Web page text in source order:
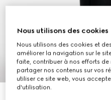
Nous utilisons des cookies
Nous utilisons des cookies et
améliorer la navigation sur le
faite, contribuer à nos efforts
partager nos contenus sur vos
utiliser ce site web, vous
d'utilisation.